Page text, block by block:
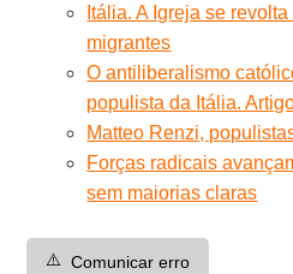
Itália. A Igreja se
migrantes
O antiliberalismo
populista da Itália.
Matteo Renzi,
Forças radicais
sem maiorias claras
⚠️ Comunicar erro